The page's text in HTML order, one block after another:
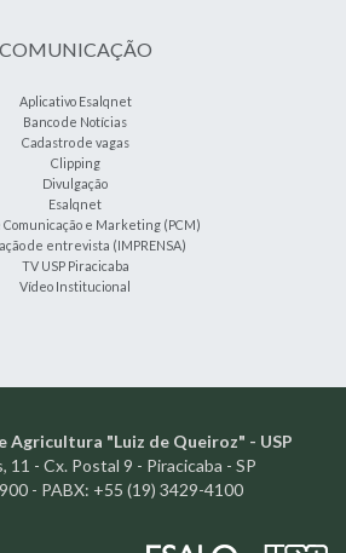
COMUNICAÇÃO
Aplicativo Esalqnet
Banco de Notícias
Cadastro de vagas
Clipping
Divulgação
Esalqnet
Comunicação e Marketing (PCM)
de entrevista (IMPRENSA)
TV USP Piracicaba
Vídeo Institucional
Agricultura "Luiz de Queiroz" - USP
11 - Cx. Postal 9 - Piracicaba - SP
- PABX: +55 (19) 3429-4100